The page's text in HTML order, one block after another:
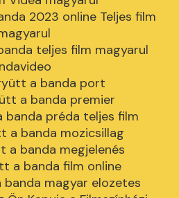
2023 online Teljes film
teljes film magyarul
a banda port
a banda premier
banda préda teljes film
a banda mozicsillag
a banda megjelenés
a banda film online
banda magyar elozetes